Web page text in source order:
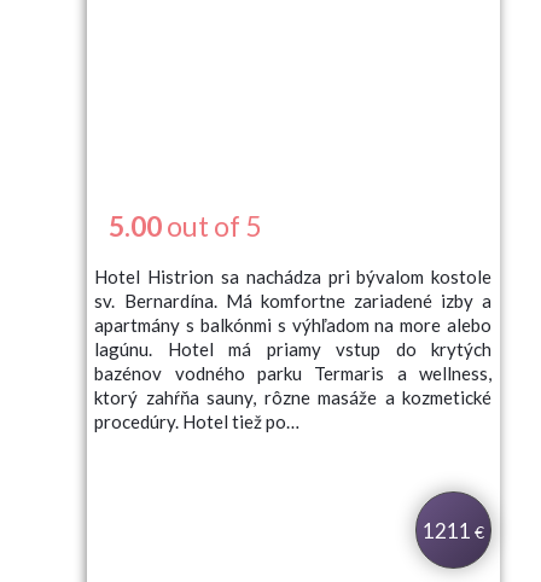
5.00out of 5
Hotel Histrion sa nachádza pri bývalom kostole
sv. Bernardína. Má komfortne zariadené izby a
apartmány s balkónmi s výhľadom na more alebo
lagúnu. Hotel má priamy vstup do krytých
bazénov vodného parku Termaris a wellness,
ktorý zahŕňa sauny, rôzne masáže a kozmetické
procedúry. Hotel tiež po…
1211 €